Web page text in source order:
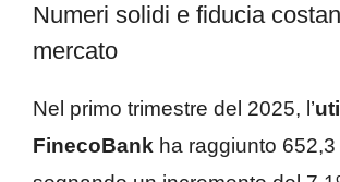
Numeri solidi e fiducia
mercato
Nel primo trimestre del 2025, l’
FinecoBank ha raggiunto